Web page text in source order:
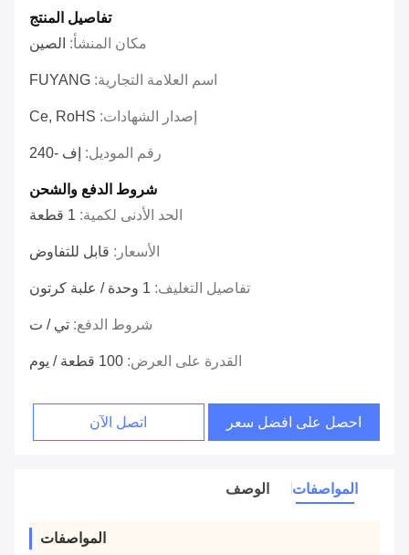
تفاصيل المنتج
مكان المنشأ: الصين
اسم العلامة التجارية: FUYANG
إصدار الشهادات: Ce, RoHS
رقم الموديل: إف -240
شروط الدفع والشحن
الحد الأدنى لكمية: 1 قطعة
الأسعار: قابل للتفاوض
تفاصيل التغليف: 1 وحدة / علبة كرتون
شروط الدفع: تي / ت
القدرة على العرض: 100 قطعة / يوم
احصل على افضل سعر اتصل الآن
المواصفات الوصف
المواصفات